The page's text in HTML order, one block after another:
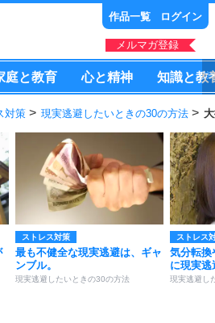
作品一覧 ログイン
メルマガ登録
庭と教育 心と精神 知識と教
対策 現実逃避したいときの30の方法
ストレス対策
最も不健全な現実逃避は、ギャ
ンブル。
現実逃避したいときの30の方法
ストレス
気分転換
に現実
現実逃避し